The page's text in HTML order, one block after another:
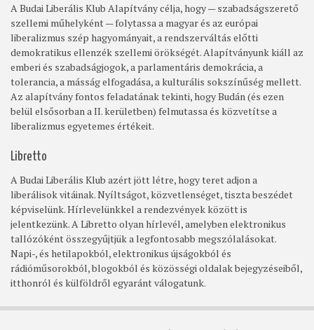
A Budai Liberális Klub Alapítvány célja, hogy — szabadságszerető
szellemi műhelyként — folytassa a magyar és az európai
liberalizmus szép hagyományait, a rendszerváltás előtti
demokratikus ellenzék szellemi örökségét. Alapítványunk kiáll az
emberi és szabadságjogok, a parlamentáris demokrácia, a
tolerancia, a másság elfogadása, a kulturális sokszínűség mellett.
Az alapítvány fontos feladatának tekinti, hogy Budán (és ezen
belül elsősorban a II. kerületben) felmutassa és közvetítse a
liberalizmus egyetemes értékeit.
Libretto
A Budai Liberális Klub azért jött létre, hogy teret adjon a
liberálisok vitáinak. Nyíltságot, közvetlenséget, tiszta beszédet
képviselünk. Hírlevelünkkel a rendezvények között is
jelentkezünk. A Libretto olyan hírlevél, amelyben elektronikus
tallózóként összegyűjtjük a legfontosabb megszólalásokat.
Napi-, és hetilapokból, elektronikus újságokból és
rádióműsorokból, blogokból és közösségi oldalak bejegyzéseiből,
itthonról és külföldről egyaránt válogatunk.